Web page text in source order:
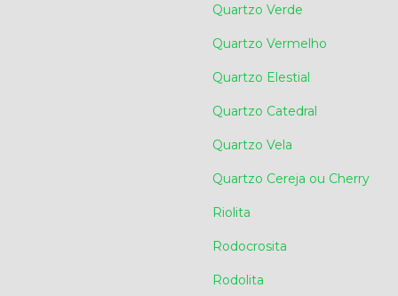
Quartzo Verde
Quartzo Vermelho
Quartzo Elestial
Quartzo Catedral
Quartzo Vela
Quartzo Cereja ou Cherry
Riolita
Rodocrosita
Rodolita